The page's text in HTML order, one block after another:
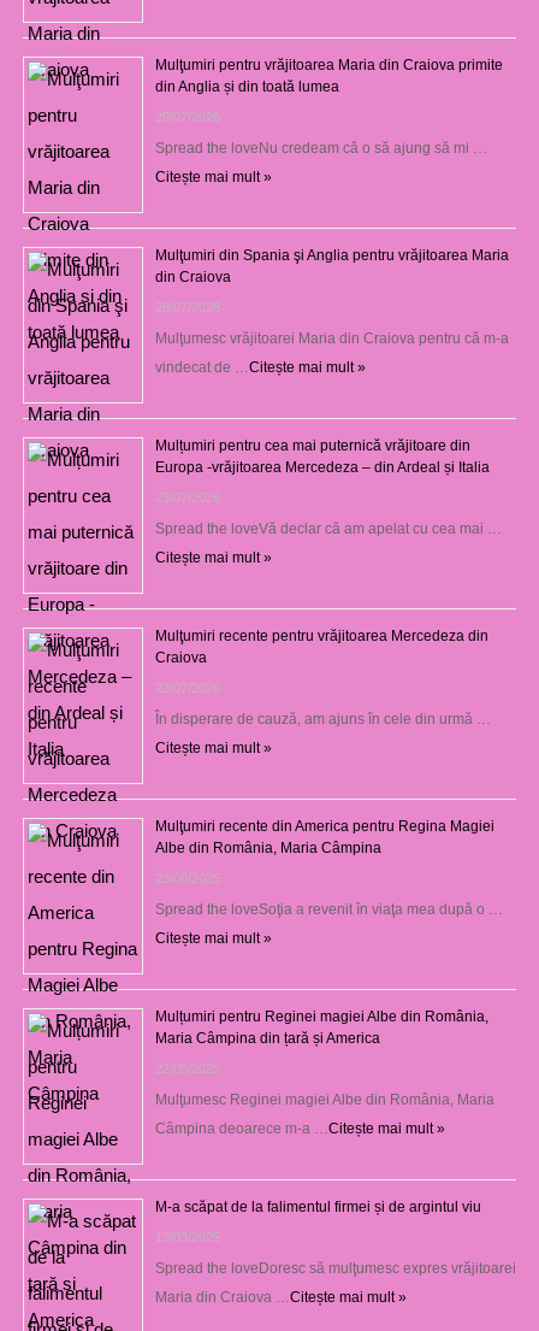
Mulţumiri pentru vrăjitoarea Maria din Craiova primite
din Anglia și din toată lumea
29/07/2026
Spread the loveNu credeam că o să ajung să mi …
Citește mai mult »
Mulţumiri din Spania şi Anglia pentru vrăjitoarea Maria
din Craiova
28/07/2026
Mulţumesc vrăjitoarei Maria din Craiova pentru că m-a
vindecat de …Citește mai mult »
Mulțumiri pentru cea mai puternică vrăjitoare din
Europa -vrăjitoarea Mercedeza – din Ardeal și Italia
23/07/2026
Spread the loveVă declar că am apelat cu cea mai …
Citește mai mult »
Mulţumiri recente pentru vrăjitoarea Mercedeza din
Craiova
22/07/2026
În disperare de cauză, am ajuns în cele din urmă …
Citește mai mult »
Mulţumiri recente din America pentru Regina Magiei
Albe din România, Maria Câmpina
23/08/2025
Spread the loveSoţia a revenit în viaţa mea după o …
Citește mai mult »
Mulțumiri pentru Reginei magiei Albe din România,
Maria Câmpina din țară și America
22/05/2025
Mulţumesc Reginei magiei Albe din România, Maria
Câmpina deoarece m-a …Citește mai mult »
M-a scăpat de la falimentul firmei și de argintul viu
13/03/2025
Spread the loveDoresc să mulţumesc expres vrăjitoarei
Maria din Craiova …Citește mai mult »